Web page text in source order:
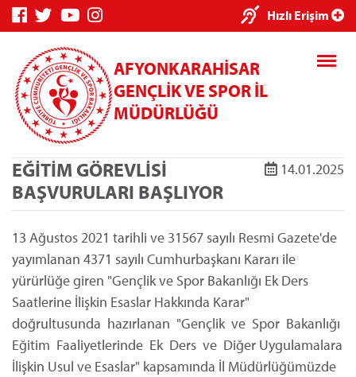
Hızlı Erişim
AFYONKARAHİSAR
GENÇLİK VE SPOR İL
MÜDÜRLÜĞÜ
EĞİTİM GÖREVLİSİ
BAŞVURULARI BAŞLIYOR
14.01.2025
13 Ağustos 2021 tarihli ve 31567 sayılı Resmi Gazete'de
yayımlanan 4371 sayılı Cumhurbaşkanı Kararı ile
yürürlüğe giren "Gençlik ve Spor Bakanlığı Ek Ders
Saatlerine İlişkin Esaslar Hakkında Karar"
doğrultusunda hazırlanan "Gençlik ve Spor Bakanlığı
Eğitim Faaliyetlerinde Ek Ders ve Diğer Uygulamalara
İlişkin Usul ve Esaslar" kapsamında İl Müdürlüğümüzde
×
Genç Bilgi
Sistemi
Spor Bilgi
Sistemi
Kredi/Yurt
Kredi/Yurt E-
Ödeme